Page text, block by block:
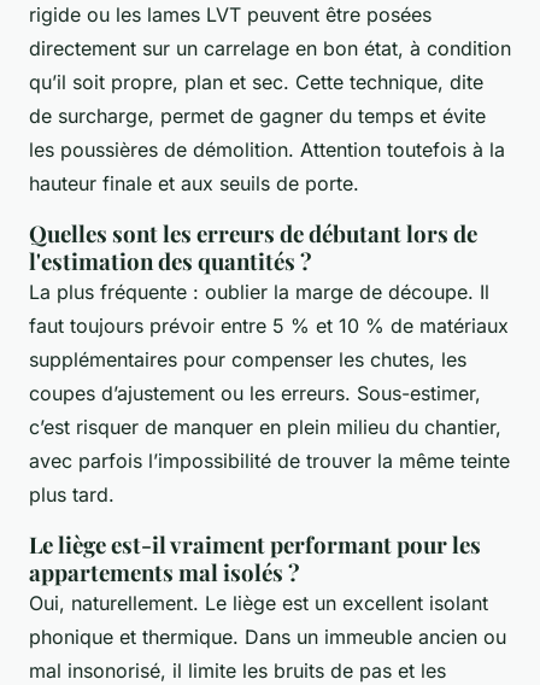
rigide ou les lames LVT peuvent être posées
directement sur un carrelage en bon état, à condition
qu’il soit propre, plan et sec. Cette technique, dite
de surcharge, permet de gagner du temps et évite
les poussières de démolition. Attention toutefois à la
hauteur finale et aux seuils de porte.
Quelles sont les erreurs de débutant lors de
l'estimation des quantités ?
La plus fréquente : oublier la marge de découpe. Il
faut toujours prévoir entre 5 % et 10 % de matériaux
supplémentaires pour compenser les chutes, les
coupes d’ajustement ou les erreurs. Sous-estimer,
c’est risquer de manquer en plein milieu du chantier,
avec parfois l’impossibilité de trouver la même teinte
plus tard.
Le liège est-il vraiment performant pour les
appartements mal isolés ?
Oui, naturellement. Le liège est un excellent isolant
phonique et thermique. Dans un immeuble ancien ou
mal insonorisé, il limite les bruits de pas et les